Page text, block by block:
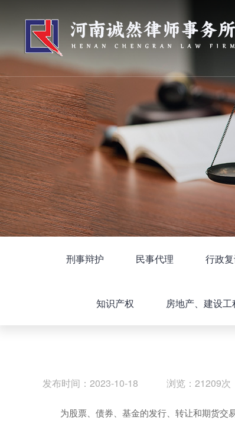
刑事辩护 民事代理 行政
知识产权 房地产、建设工
发布时间：2023-10-18 浏览：21209次
为股票、债券、基金的发行、转让和期货交易